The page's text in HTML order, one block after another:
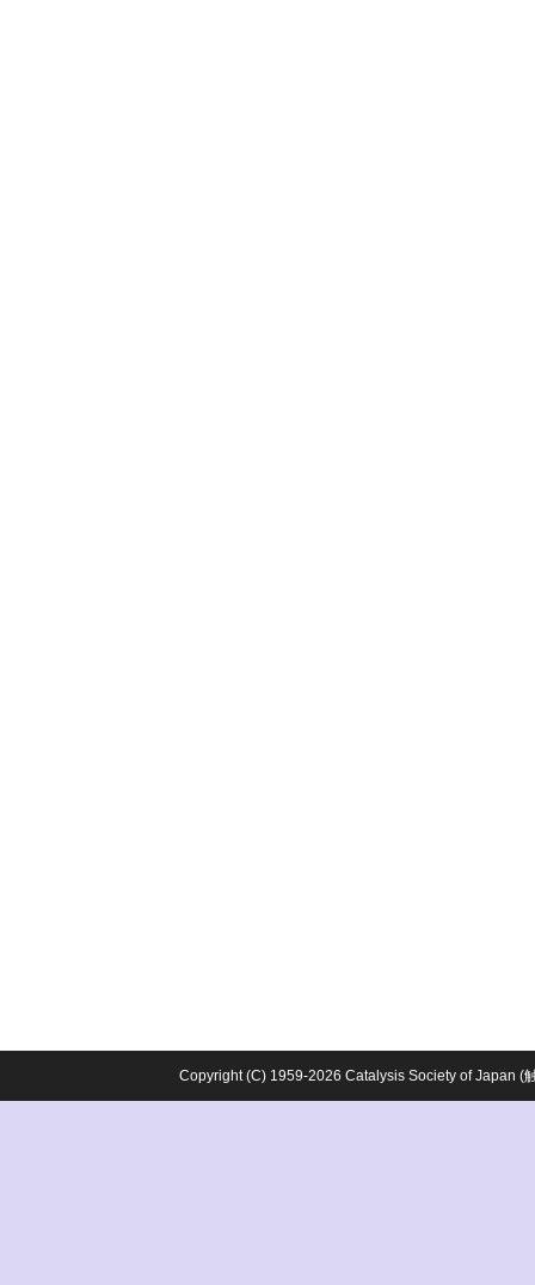
Copyright (C) 1959-2026 Catalysis Society of Japan (